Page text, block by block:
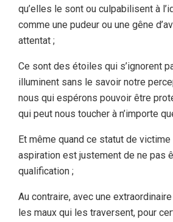
qu’elles le sont ou culpabilisent à
comme une pudeur ou une gêne
attentat ;
Ce sont des étoiles qui s’ignorent
illuminent sans le savoir notre
nous qui espérons pouvoir être
qui peut nous toucher à n’importe
Et même quand ce statut de
aspiration est justement de ne pas
qualification ;
Au contraire, avec une
les maux qui les traversent, pour